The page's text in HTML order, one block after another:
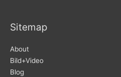
Sitemap
About
Bild+Video
Blog